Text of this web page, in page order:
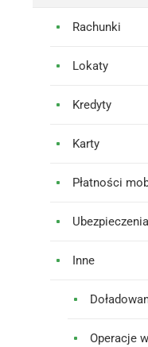
Rachunki
Lokaty
Kredyty
Karty
Płatności
Ubezpieczenia
Inne
Operacje